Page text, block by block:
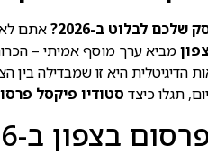
לבלוט ב-2026? אתם לא לבד:
מביא ערך מוסף אמיתי –
הלב של הלקוחות ב-2026, והנראות
תגלו כיצד סטודיו פיקסל
בצפון ב-2026